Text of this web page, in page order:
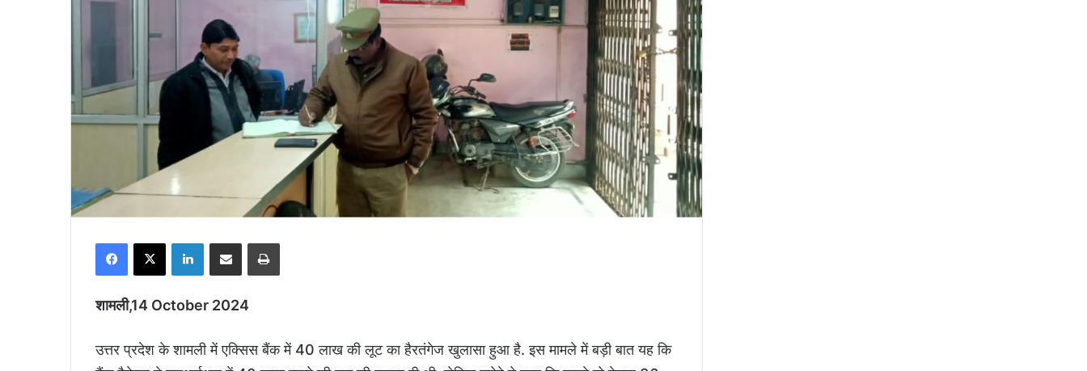
Facebook
X LinkedInShare via Email Print
शामली,14 October 2024
उत्तर प्रदेश के शामली में एक्सिस बैंक में 40 लाख की लूट का हैरतंगेज खुलासा हुआ है. इस मामले में बड़ी बात यह कि